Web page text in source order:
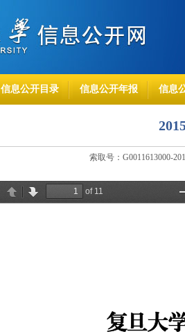
信息公开目录 信息公开年报 信息
索取号：G0011613000-